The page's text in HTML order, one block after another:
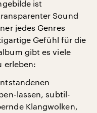
ist
Sound
jedes Genres
Gefühl für die
gibt es viele
erleben:
lassen, subtil-
Klangwolken,